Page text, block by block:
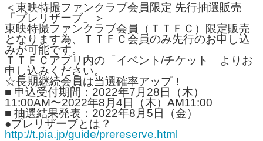
＜東映特撮ファンクラブ会員限定 先行抽選販売
「プレリザーブ」＞
東映特撮ファンクラブ会員（ＴＴＦＣ）限定販売
となります為、ＴＴＦＣ会員のみ先行のお申し込
みが可能です。
ＴＴＦＣアプリ内の「イベント/チケット」よりお
申し込みください。
☆長期継続会員は当選確率アップ！
■ 申込受付期間：2022年7月28日（木）
11:00AM〜2022年8月4日（木）AM11:00
■ 抽選結果発表：2022年8月5日（金）
●プレリザーブとは？
http://t.pia.jp/guide/prereserve.html